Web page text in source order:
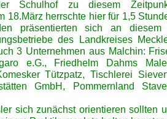
Schulhof zu diesem
18.März herrschte hier für 1,5
präsentierten sich an diesem
des Landkreises
3 Unternehmen aus Malchin:
e.G., Friedhelm Dahms
Tützpatz, Tischlerei
GmbH, Pommernland
sich zunächst orientieren sollten